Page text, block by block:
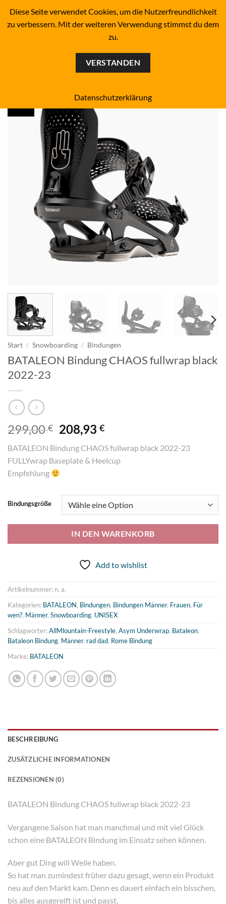
SKATEBOARD-SHOP SINCE 1993
Start / Snowboarding / Bindungen
BATALEON Bindung CHAOS fullwrap black
2022-23
299,00€ Ursprünglicher
Preis
war:
299,00 €
208,93€Aktueller
ist:
208,93 €.
BATALEON Bindung CHAOS fullwrap black 2022-23
FULLYwrap Baseplate & Heelcup
Empfehlung
Bindungsgröße
IN DEN WARENKORB
Add to wishlist
Artikelnummer: n. a.
Kategorien: BATALEON, Bindungen, Bindungen Männer, Frauen, Für
wen?, Männer, Snowboarding, UNISEX
Schlagwörter:AllMlountain-Freestyle, Asym Underwrap, Bataleon,
Bataleon Bindung, Männer, rad dad, Rome Bindung
Marke: BATALEON
BESCHREIBUNG
ZUSÄTZLICHE INFORMATIONEN
REZENSIONEN (0)
BATALEON Bindung CHAOS fullwrap black 2022-23
Vergangene Saison hat man manchmal und mit viel Glück
schon eine BATALEON Bindung im Einsatz sehen können.
Aber gut Ding will Weile haben.
So hat man zumindest früher dazu gesagt, wenn ein Produkt
neu auf den Markt kam. Denn es dauert einfach ein bisschen,
bis alles ausgereift ist und passt.
Diese Seite verwendet Cookies, um die Nutzerfreundlichkeit
zu verbessern. Mit der weiteren Verwendung stimmst du dem
zu.
VERSTANDEN
Datenschutzerklärung